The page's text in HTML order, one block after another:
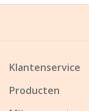
Klantenservice
Producten